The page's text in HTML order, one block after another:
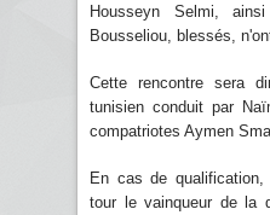
Housseyn Selmi,
Bousseliou, blessés,
Cette rencontre sera
tunisien conduit par
compatriotes Aymen
En cas de
tour le vainqueur de la